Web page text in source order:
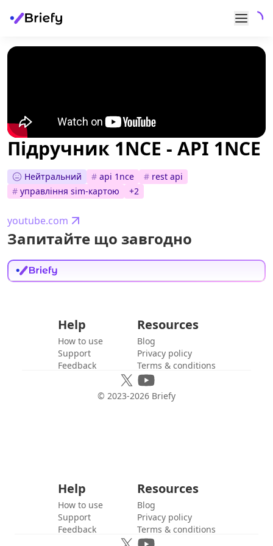
Підручник 1NCE - API 1NCE
Нейтральний # api 1nce # rest api
# управління sim-картою +2
youtube.com
Запитайте що завгодно
Help
How to use
Support
Feedback
Resources
Blog
Privacy policy
Terms & conditions
© 2023-2026 Briefy
Help
How to use
Support
Feedback
Resources
Blog
Privacy policy
Terms & conditions